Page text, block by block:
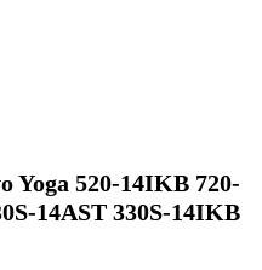
Yoga 520-14IKB 720-
14AST 330S-14IKB